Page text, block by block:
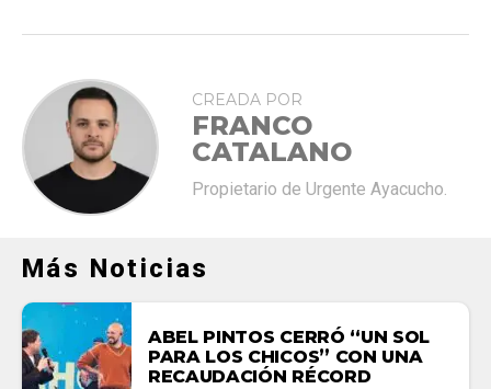
CREADA POR
FRANCO
CATALANO
Propietario de Urgente Ayacucho.
Más Noticias
ABEL PINTOS CERRÓ “UN SOL
PARA LOS CHICOS” CON UNA
RECAUDACIÓN RÉCORD